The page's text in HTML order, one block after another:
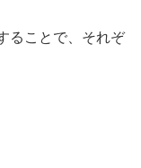
ることで、それぞ